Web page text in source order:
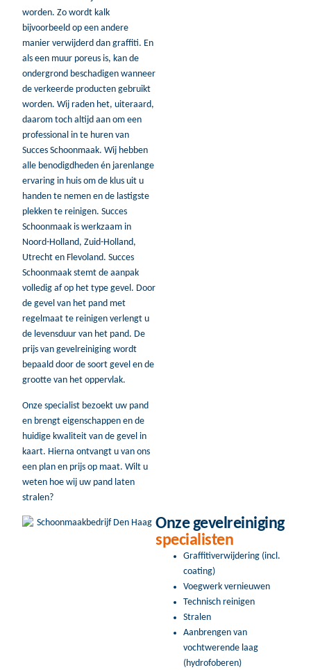
worden. Zo wordt kalk
bijvoorbeeld op een andere
manier verwijderd dan graffiti. En
als een muur poreus is, kan de
ondergrond beschadigen wanneer
de verkeerde producten gebruikt
worden. Wij raden het, uiteraard,
daarom toch altijd aan om een
professional in te huren van
Succes Schoonmaak. Wij hebben
alle benodigdheden én jarenlange
ervaring in huis om de klus uit u
handen te nemen en de lastigste
plekken te reinigen. Succes
Schoonmaak is werkzaam in
Noord-Holland, Zuid-Holland,
Utrecht en Flevoland. Succes
Schoonmaak stemt de aanpak
volledig af op het type gevel. Door
de gevel van het pand met
regelmaat te reinigen verlengt u
de levensduur van het pand. De
prijs van gevelreiniging wordt
bepaald door de soort gevel en de
grootte van het oppervlak.
Onze specialist bezoekt uw pand
en brengt eigenschappen en de
huidige kwaliteit van de gevel in
kaart. Hierna ontvangt u van ons
een plan en prijs op maat. Wilt u
weten hoe wij uw pand laten
stralen?
Onze gevelreiniging
specialisten
Graffitiverwijdering (incl.
coating)
Voegwerk vernieuwen
Technisch reinigen
Stralen
Aanbrengen van
vochtwerende laag
(hydrofoberen)